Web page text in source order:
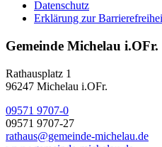
Datenschutz
Erklärung zur
Gemeinde Michelau i.OFr.
Rathausplatz 1
96247 Michelau i.OFr.
09571 9707-0
09571 9707-27
rathaus@gemeinde-michelau.de